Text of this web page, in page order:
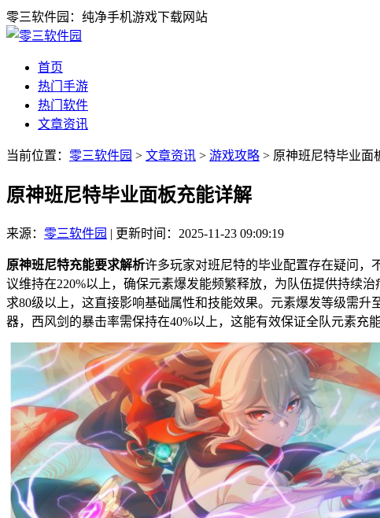
零三软件园：纯净手机游戏下载网站
首页
热门手游
热门软件
文章资讯
当前位置： 零三软件园 > 文章资讯 > 游戏攻略 > 原神班尼特毕业面
原神班尼特毕业面板充能详解
来源： 零三软件园 | 更新时间：2025-11-23 09:09:19
原神班尼特充能要求解析许多玩家对班尼特的毕业配置存在疑问，
议维持在220%以上，确保元素爆发能频繁释放，为队伍提供持续
求80级以上，这直接影响基础属性和技能效果。元素爆发等级需
器，西风剑的暴击率需保持在40%以上，这能有效保证全队元素充